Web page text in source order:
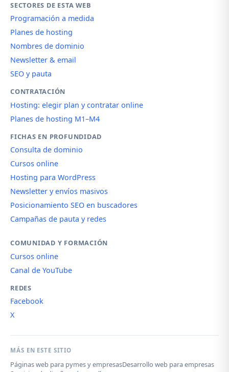
SECTORES DE ESTA WEB
Programación a medida
Planes de hosting
Nombres de dominio
Newsletter & email
SEO y pauta
CONTRATACIÓN
Hosting: elegir plan y contratar online
Planes de hosting M1–M4
FICHAS EN PROFUNDIDAD
Consulta de dominio
Cursos online
Hosting para WordPress
Newsletter y envíos masivos
Posicionamiento SEO en buscadores
Campañas de pauta y redes
COMUNIDAD Y FORMACIÓN
Cursos online
Canal de YouTube
REDES
Facebook
X
MÁS EN ESTE SITIO
Páginas web para pymes y empresasDesarrollo web para empresas